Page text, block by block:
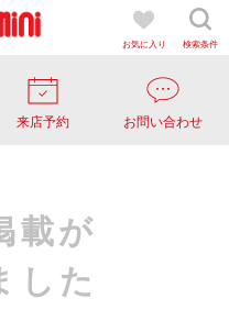
お気に入り 検索条件
来店予約 お問い合わせ
載が
した